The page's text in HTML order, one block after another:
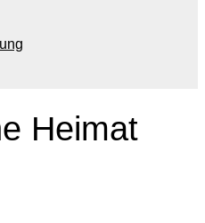
Heimat